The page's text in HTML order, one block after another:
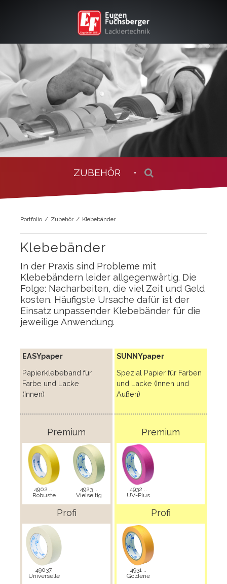
ZUBEHÖR •
Portfolio Zubehör Klebebänder
Klebebänder
In der Praxis sind Probleme mit
Klebebändern leider allgegenwärtig. Die
Folge: Nacharbeiten, die viel Zeit und Geld
kosten. Häufigste Ursache dafür ist der
Einsatz unpassender Klebebänder für die
jeweilige Anwendung.
EASYpaper
Papierklebeband für
Farbe und Lacke
(Innen)
Premium
4902 ...
Robuste
4923 ..
Vielseitig
Profi
49037.
Universelle
SUNNYpaper
Spezial Papier für Farben
und Lacke (Innen und
Außen)
Premium
4932 ..
UV-Plus
Profi
4931 ..
Goldene